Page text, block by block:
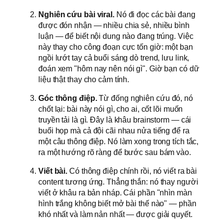
Nghiên cứu bài viral.Nó đi đọc các bài đang
được đón nhận — nhiều chia sẻ, nhiều bình
luận — để biết nội dung nào đang trúng. Việc
này thay cho công đoạn cực tốn giờ: một bạn
ngồi lướt tay cả buổi sáng dò trend, lưu link,
đoán xem "hôm nay nên nói gì". Giờ bạn có dữ
liệu thật thay cho cảm tính.
Góc thông điệp.Từ đống nghiên cứu đó, nó
chốt lại: bài này nói gì, cho ai, cốt lõi muốn
truyền tải là gì. Đây là khâu brainstorm — cái
buổi họp mà cả đội cãi nhau nửa tiếng để ra
một câu thông điệp. Nó làm xong trong tích tắc,
ra một hướng rõ ràng để bước sau bám vào.
Viết bài. Có thông điệp chính rồi, nó viết ra bài
content tương ứng. Thẳng thắn: nó thay người
viết ở khâu ra bản nháp. Cái phần "nhìn màn
hình trắng không biết mở bài thế nào" — phần
khó nhất và làm nản nhất — được giải quyết.